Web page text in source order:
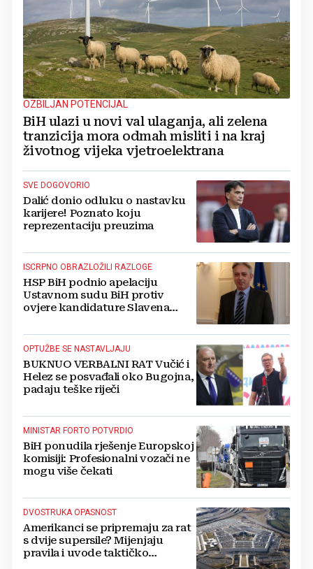
OZBILJAN POTENCIJAL
BiH ulazi u novi val ulaganja, ali zelena
tranzicija mora odmah misliti i na kraj
životnog vijeka vjetroelektrana
SVE DOGOVORIO
Dalić donio odluku o nastavku
karijere! Poznato koju
reprezentaciju preuzima
ISCRPNO OBRAZLOŽILI RAZLOGE
HSP BiH podnio apelaciju
Ustavnom sudu BiH protiv
ovjere kandidature Slavena
OPTUŽBE SE NASTAVLJAJU
BUKNUO VERBALNI RAT Vučić i
Helez se posvađali oko Bugojna,
padaju teške riječi
MINISTAR FORTO POTVRDIO
BiH ponudila rješenje Europskoj
komisiji: Profesionalni vozači ne
mogu više čekati
DVOSTRUKA OPASNOST
Amerikanci se pripremaju za rat
s dvije supersile? Mijenjaju
pravila i uvode taktičko